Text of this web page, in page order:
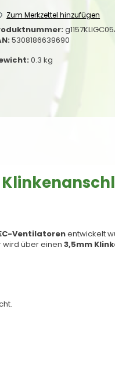
Zum Merkzettel hinzufügen
5308186639690
0.3 kg
Ventilatorenentwickelt
wird über einen 3,5mm